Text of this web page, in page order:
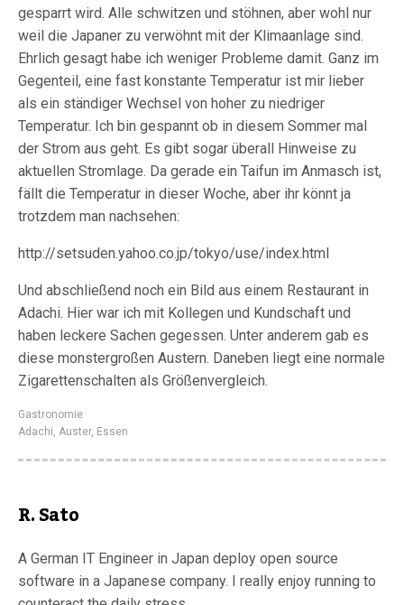
gesparrt wird. Alle schwitzen und stöhnen, aber wohl nur
weil die Japaner zu verwöhnt mit der Klimaanlage sind.
Ehrlich gesagt habe ich weniger Probleme damit. Ganz im
Gegenteil, eine fast konstante Temperatur ist mir lieber
als ein ständiger Wechsel von hoher zu niedriger
Temperatur. Ich bin gespannt ob in diesem Sommer mal
der Strom aus geht. Es gibt sogar überall Hinweise zu
aktuellen Stromlage. Da gerade ein Taifun im Anmasch ist,
fällt die Temperatur in dieser Woche, aber ihr könnt ja
trotzdem man nachsehen:
http://setsuden.yahoo.co.jp/tokyo/use/index.html
Und abschließend noch ein Bild aus einem Restaurant in
Adachi. Hier war ich mit Kollegen und Kundschaft und
haben leckere Sachen gegessen. Unter anderem gab es
diese monstergroßen Austern. Daneben liegt eine normale
Zigarettenschalten als Größenvergleich.
Gastronomie
Adachi, Auster, Essen
R. Sato
A German IT Engineer in Japan deploy open source
software in a Japanese company. I really enjoy running to